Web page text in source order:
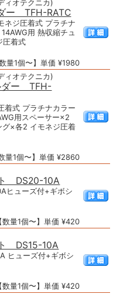
オテクニカ)
ー TFH-RATC
ネジ圧着式 プラチナ
用 熱収縮チュ
圧着式
数量1個〜】単価 ¥1980
オテクニカ)
ダー TFH-
着式 プラチナカラー
用スペーサー×2
グ×各2 イモネジ圧着
数量1個〜】単価 ¥2860
DS20-10A
ヒューズ付+ギボシ
【数量1個〜】単価 ¥420
DS15-10A
ヒューズ付+ギボシ
【数量1個〜】単価 ¥420